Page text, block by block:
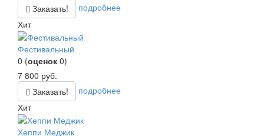
Заказать!
подробнее
Хит
Фестивальный
0 (оценок 0)
7 800 руб.
Заказать!
подробнее
Хит
Хеппи Меджик